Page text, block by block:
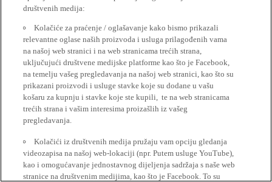
društvenih medija:
Kolačiće za praćenje / oglašavanje kako bismo prikazali
relevantne oglase naših proizvoda i usluga prilagođenih vama
na našoj web stranici i na web stranicama trećih strana,
uključujući društvene medijske platforme kao što je Facebook,
na temelju vašeg pregledavanja na našoj web stranici, kao što su
prikazani proizvodi i usluge stavke koje su dodane u vašu
košaru za kupnju i stavke koje ste kupili, te na web stranicama
trećih strana i vašim interesima proizašlih iz vašeg
pregledavanja.
Kolačići iz društvenih medija pružaju vam opciju gledanja
videozapisa na našoj web-lokaciji (npr. Putem usluge YouTube),
kao i omogućavanje jednostavnog dijeljenja sadržaja s naše web
stranice na društvenim medijima, kao što je Facebook. To su